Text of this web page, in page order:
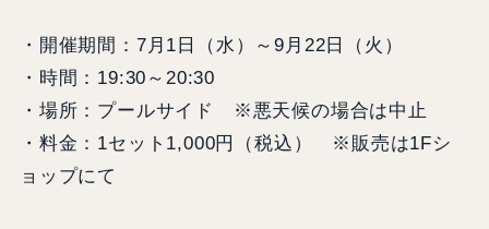
・開催期間：7月1日（水）～9月22日（火）
・時間：19:30～20:30
・場所：プールサイド ※悪天候の場合は中止
・料金：1セット1,000円（税込） ※販売は1Fシ
ョップにて